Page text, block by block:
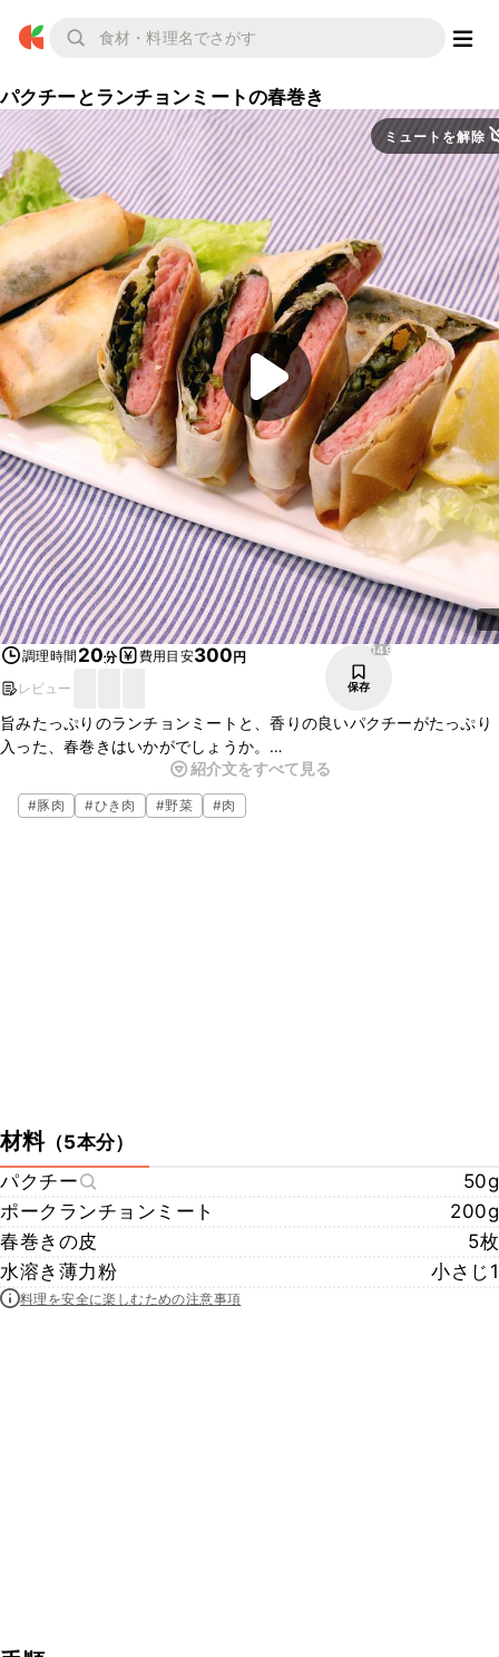
パクチーとランチョンミートの春巻き
ミュートを解除
調理時間 20分 費用目安300円
レビュー
149
保存
旨みたっぷりのランチョンミートと、香りの良いパクチーがたっぷり
入った、春巻きはいかがでしょうか。
揚げずに焼くので、とても簡単に作れます。
ビールやハイボールにもぴったりなので、お酒のおつまみに、ぜひ
作ってみてくださいね。
紹介文をすべて見る
#豚肉 #ひき肉 #野菜 #肉
材料（5本分）
パクチー
50g
ポークランチョンミート
200g
春巻きの皮
5枚
水溶き薄力粉
小さじ1
料理を安全に楽しむための注意事項